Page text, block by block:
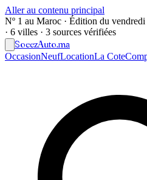
Aller au contenu principal
Nº 1 au Maroc · Édition du
· 6 villes · 3 sources vérifiées
SoeezAuto.ma
OccasionNeufLocationLa Cote